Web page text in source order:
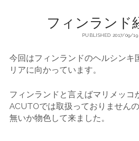
地
店
輸
入
フィンランド
PUBLISHED 2017/09/19
今回はフィンランドのヘルシンキ
リアに向かっています。
フィンランドと言えばマリメッコ
ACUTOでは取扱っておりません
無いか物色して来ました。